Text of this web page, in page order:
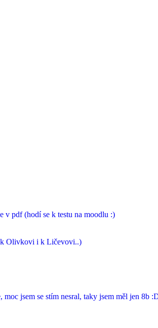
v pdf (hodí se k testu na moodlu :)
k Olivkovi i k Ličevovi..)
jsem se stím nesral, taky jsem měl jen 8b